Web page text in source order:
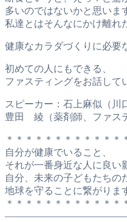
多いのではないかと思いま
私達とはそんなにかけ離れ
健康なカラダづくりに必要
初めての人にもできる、
ファスティングをお話して
スピーカー：石上麻似（
豊田 綾（薬剤師、ファス
＊＊＊＊＊＊＊＊＊＊＊＊
自分が健康でいること、
それが一番身近な人に良い
自分、未来の子どもたちの
地球を守ることに繋がりま
＊＊＊＊＊＊＊＊＊＊＊＊